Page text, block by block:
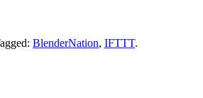
BlenderNation, IFTTT.